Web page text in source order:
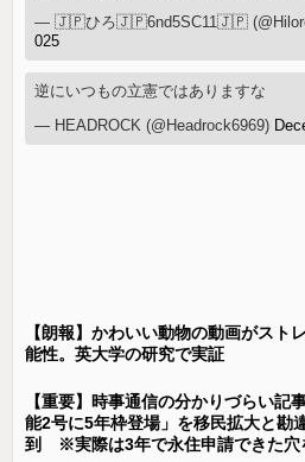
— 🇯🇵ひろ🇯🇵6nd5SC11🇯🇵
025
逆にいつもの立憲ではありますな
— HEADROCK (@Headrock6969)
【朗報】かわいい動物の動画がスト
能性。英大学の研究で実証
【重要】時事通信の分かりづらい記
能2号に5年枠登場」を移民拡大と勘
到 ※実際は3年で永住申請できた穴